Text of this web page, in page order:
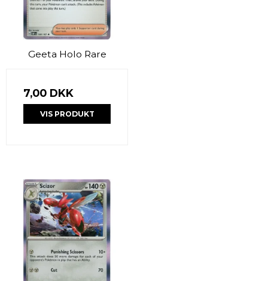
Geeta Holo Rare
7,00 DKK
VIS PRODUKT